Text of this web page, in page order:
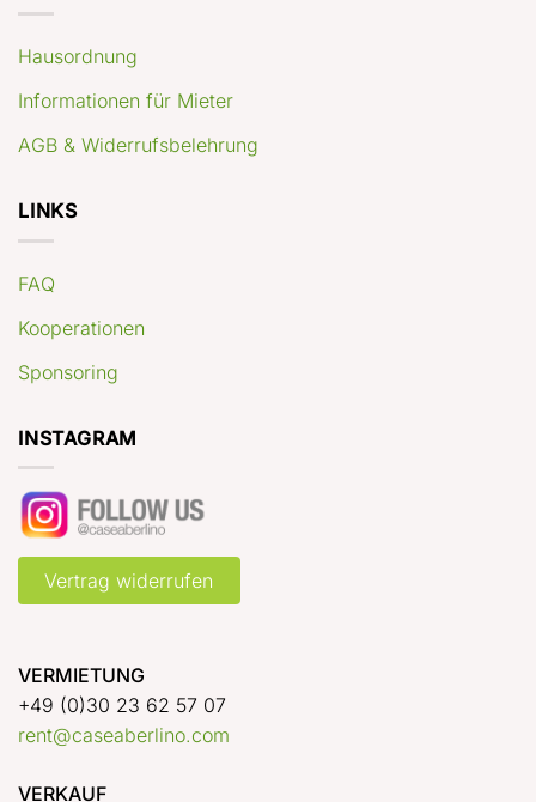
Hausordnung
Informationen für Mieter
AGB & Widerrufsbelehrung
LINKS
FAQ
Kooperationen
Sponsoring
INSTAGRAM
Vertrag widerrufen
VERMIETUNG
+49 (0)30 23 62 57 07
rent@caseaberlino.com
VERKAUF